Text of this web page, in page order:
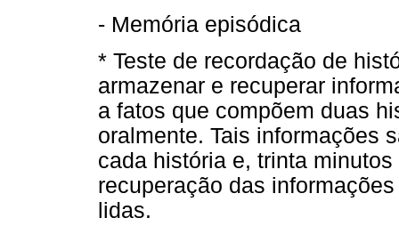
- Memória episódica
* Teste de recordação de
armazenar e recuperar
a fatos que compõem duas
oralmente. Tais informações
cada história e, trinta
recuperação das
lidas.